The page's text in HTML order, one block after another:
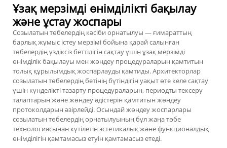
Ұзақ мерзімді өнімділікті бақылау
және ұстау жоспары
Созылатын төбелердің кәсіби орнатылуы — ғимараттың
барлық жұмыс істеу мерзімі бойына қарай салынған
төбелердің үздіксіз беттілігін сақтау үшін ұзақ мерзімді
өнімділік бақылауы мен жөндеу процедураларын қамтитын
толық құрылымдық жоспарлауды қамтиды. Архитекторлар
созылатын төбелердің бетінің бүтіндігін уақыт өте келе сақтау
үшін күнделікті тазарту процедураларын, периодты тексеру
талаптарын және жөндеу әдістерін қамтитын жөндеу
протоколдарын әзірлейді. Осындай жөндеу жоспарлары
созылатын төбелердің орнатылуының бұл жаңа төбе
технологиясынан күтілетін эстетикалық және функционалдық
өнімділігін қамтамасыз етуін қамтамасыз етеді.